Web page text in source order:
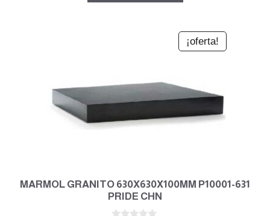
¡oferta!
MARMOL GRANITO 630X630X100MM P10001-631
PRIDE CHN